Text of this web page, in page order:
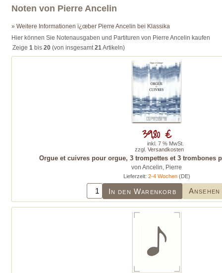
Noten von Pierre Ancelin
» Weitere Informationen ï¿œber Pierre Ancelin bei Klassika
Hier können Sie Notenausgaben und Partituren von Pierre Ancelin kaufen
Zeige 1 bis 20 (von insgesamt21Artikeln)
Orgue et cuivres pour orgue, 3 trompettes et 3 trombones
von Ancelin, Pierre
Lieferzeit: 2-4 Wochen(DE)
In den Warenkorb Ansehen
39,80 €
inkl. 7 % MwSt.
zzgl. Versandkosten